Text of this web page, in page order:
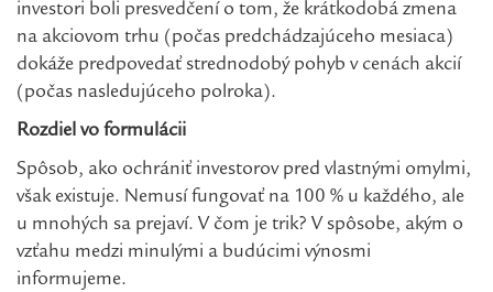
investori boli presvedčení o tom, že krátkodobá zmena
na akciovom trhu (počas predchádzajúceho mesiaca)
dokáže predpovedať strednodobý pohyb v cenách akcií
(počas nasledujúceho polroka).
Rozdiel vo formulácii
Spôsob, ako ochrániť investorov pred vlastnými omylmi,
však existuje. Nemusí fungovať na 100 % u každého, ale
u mnohých sa prejaví. V čom je trik? V spôsobe, akým o
vzťahu medzi minulými a budúcimi výnosmi
informujeme.